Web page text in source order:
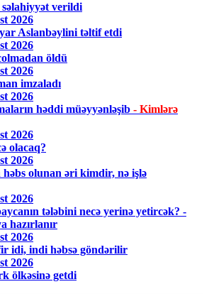
verildi
2026
Aslanbəylini təltif etdi
2026
öldü
2026
imzaladı
2026
həddi müəyyənləşib - Kimlərə
2026
olacaq?
2026
həbs olunan əri kimdir, nə işlə
2026
tələbini necə yerinə yetircək? -
hazırlanır
2026
idi, indi həbsə göndərilir
2026
ölkəsinə getdi